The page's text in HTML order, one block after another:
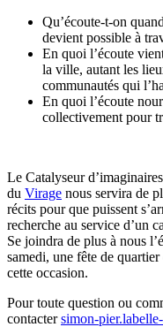
Qu’écoute-t-on
devient possible à
En quoi l’écoute
la ville, autant les
communautés qui
En quoi l’écoute
collectivement pour
Le Catalyseur
du Virage nous servira de
récits pour que puissent
recherche au service d’un
Se joindra de plus à nous
samedi, une fête de
cette occasion.
Pour toute question ou
contactersimon-